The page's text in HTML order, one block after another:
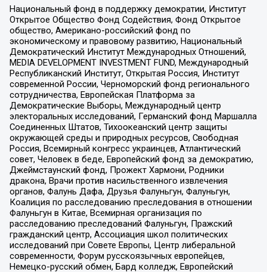
Национальный фонд в поддержку демократии, Институт
Открытое Общество Фонд Содействия, Фонд Открытое
общество, Американо-российский фонд по
экономическому и правовому развитию, Национальный
Демократический Институт Международных Отношений,
MEDIA DEVELOPMENT INVESTMENT FUND, Международный
Республиканский Институт, Открытая Россия, Институт
современной России, Черноморский фонд регионального
сотрудничества, Европейская Платформа за
Демократические Выборы, Международный центр
электоральных исследований, Германский фонд Маршалла
Соединенных Штатов, Тихоокеанский центр защиты
окружающей среды и природных ресурсов, Свободная
Россия, Всемирный конгресс украинцев, Атлантический
совет, Человек в беде, Европейский фонд за демократию,
Джеймстаунский фонд, Прожект Хармони, Родники
дракона, Врачи против насильственного извлечения
органов, Фалунь Дафа, Друзья Фалуньгун, Фалуньгун,
Коалиция по расследованию преследования в отношении
Фалуньгун в Китае, Всемирная организация по
расследованию преследований Фалуньгун, Пражский
гражданский центр, Ассоциация школ политических
исследований при Совете Европы, Центр либеральной
современности, Форум русскоязычных европейцев,
Немецко-русский обмен, Бард колледж, Европейский